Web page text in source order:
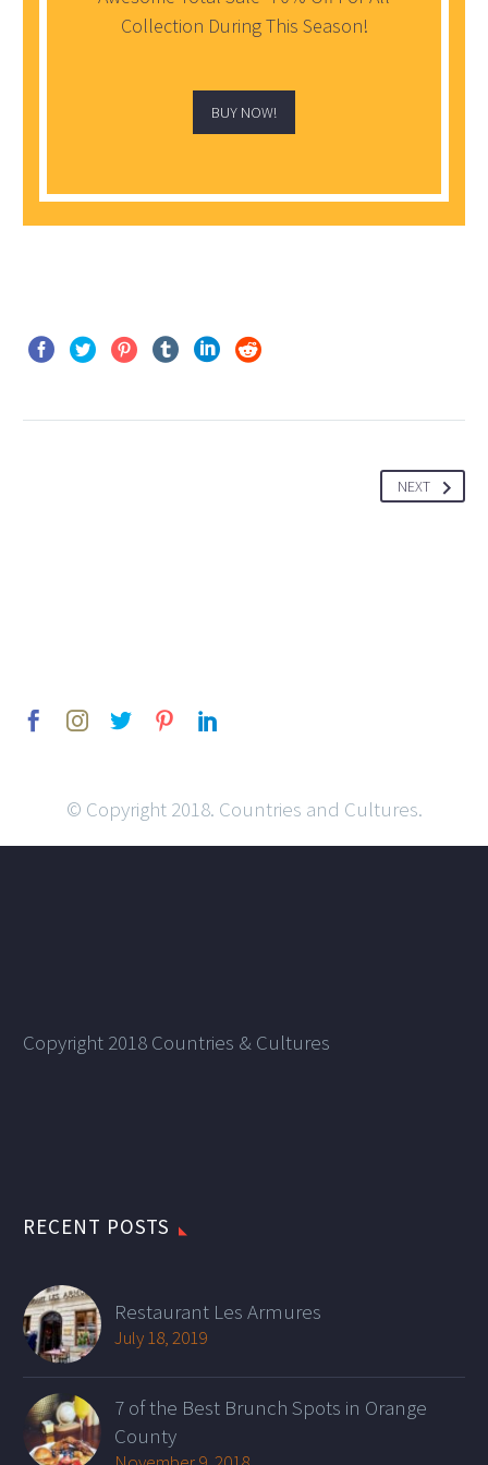
incididunt ut labore et
dolore magna aliqua. Ut
Collection During This Season!
BUY NOW!
NEXT
© Copyright 2018. Countries and Cultures.
Copyright 2018 Countries & Cultures
RECENT POSTS
Restaurant Les Armures
July 18, 2019
7 of the Best Brunch Spots in Orange
County